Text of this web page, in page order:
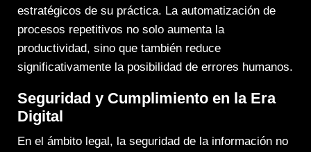
estratégicos de su práctica. La automatización de
procesos repetitivos no solo aumenta la
productividad, sino que también reduce
significativamente la posibilidad de errores humanos.
Seguridad y Cumplimiento en la Era
Digital
En el ámbito legal, la seguridad de la información no